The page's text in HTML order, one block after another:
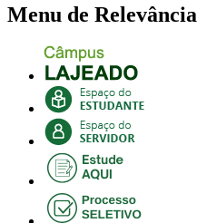
Menu de Relevância